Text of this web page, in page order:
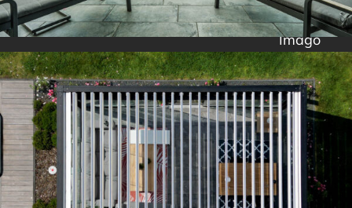
Imago